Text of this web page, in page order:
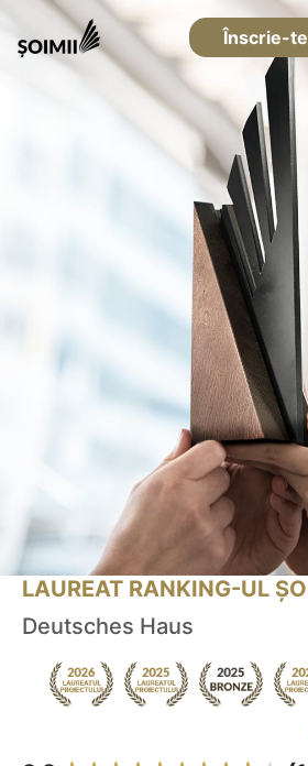
Înscrie-te
LAUREAT RANKING-UL
Deutsches Haus